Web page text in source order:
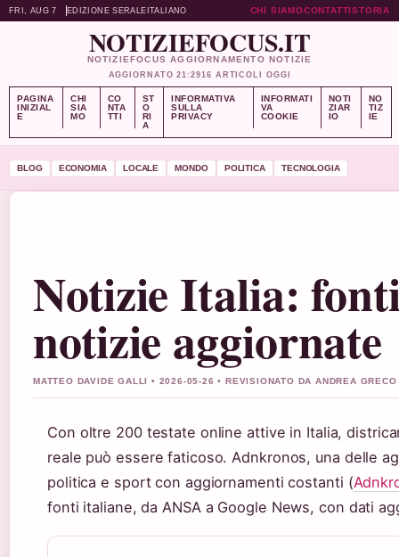
FRI, AUG 7 EDIZIONE SERALE ITALIANO CHI SIAMOCONTATTISTORIA
NOTIZIEFOCUS.IT
NOTIZIEFOCUS AGGIORNAMENTO NOTIZIE
AGGIORNATO 21:2916 ARTICOLI OGGI
PAGINA
INIZIAL
E
CHI
SIA
MO
CO
NTA
TTI
ST
O
RI
A
INFORMATIVA
SULLA
PRIVACY
INFORMATI
VA
COOKIE
NOTI
ZIAR
IO
NO
TIZ
IE
BLOG ECONOMIA LOCALE MONDO POLITICA TECNOLOGIA
Notizie Italia:
notizie aggiornate
MATTEO DAVIDE GALLI • 2026-05-26 • REVISIONATO DA ANDREA GRECO
Con oltre 200 testate online attive in Italia,
reale può essere faticoso. Adnkronos, una delle
politica e sport con aggiornamenti costanti (
fonti italiane, da ANSA a Google News, con dati